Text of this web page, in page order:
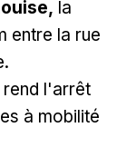
la
entre la rue
rend l'arrêt
à mobilité